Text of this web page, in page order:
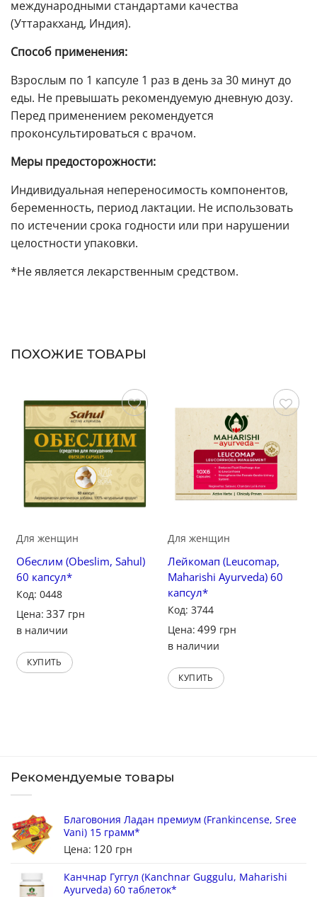
международными стандартами качества
(Уттаракханд, Индия).
Способ применения:
Взрослым по 1 капсуле 1 раз в день за 30 минут до
еды. Не превышать рекомендуемую дневную дозу.
Перед применением рекомендуется
проконсультироваться с врачом.
Меры предосторожности:
Индивидуальная непереносимость компонентов,
беременность, период лактации. Не использовать
по истечении срока годности или при нарушении
целостности упаковки.
*Не является лекарственным средством.
ПОХОЖИЕ ТОВАРЫ
Сохранить
Для женщин
Обеслим (Obeslim, Sahul)
60 капсул*
Код: 0448
Цена: 337 грн
в наличии
КУПИТЬ
Сохранить
Для женщин
Лейкомап (Leucomap,
Maharishi Ayurveda) 60
капсул*
Код: 3744
Цена: 499 грн
в наличии
КУПИТЬ
Рекомендуемые товары
Благовония Ладан премиум (Frankincense, Sree
Vani) 15 грамм*
Цена: 120 грн
Канчнар Гуггул (Kanchnar Guggulu, Maharishi
Ayurveda) 60 таблеток*